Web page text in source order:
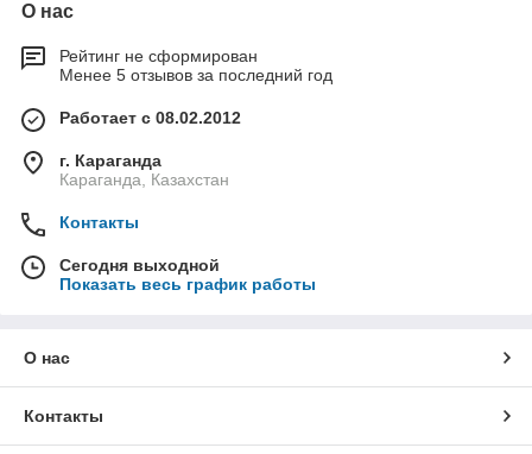
О нас
Рейтинг не сформирован
Менее 5 отзывов за последний год
Работает с 08.02.2012
г. Караганда
Караганда, Казахстан
Контакты
Сегодня выходной
Показать весь график работы
О нас
Контакты